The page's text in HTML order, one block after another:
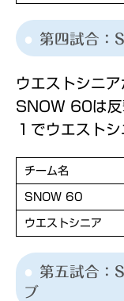
第四試合：
ウエストシニ
SNOW 60は反
１でウエスト
チーム名
SNOW 60
ウエストシニア
第五試合：
ブ